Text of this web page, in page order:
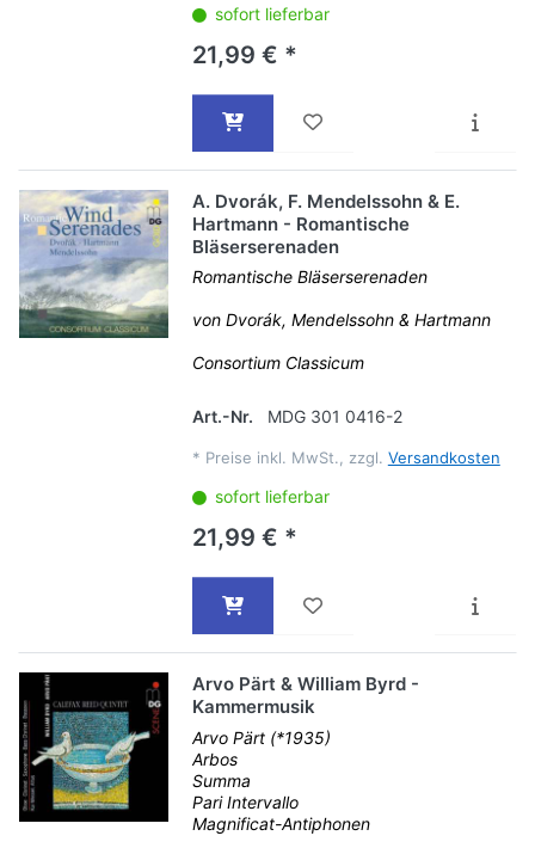
sofort lieferbar
21,99 € *
A. Dvorák, F. Mendelssohn & E.
Hartmann - Romantische
Bläserserenaden
Romantische Bläserserenaden
von Dvorák, Mendelssohn & Hartmann
Consortium Classicum
Art.-Nr. MDG 301 0416-2
* Preise inkl. MwSt., zzgl. Versandkosten
sofort lieferbar
21,99 € *
Arvo Pärt & William Byrd -
Kammermusik
Arvo Pärt (*1935)
Arbos
Summa
Pari Intervallo
Magnificat-Antiphonen